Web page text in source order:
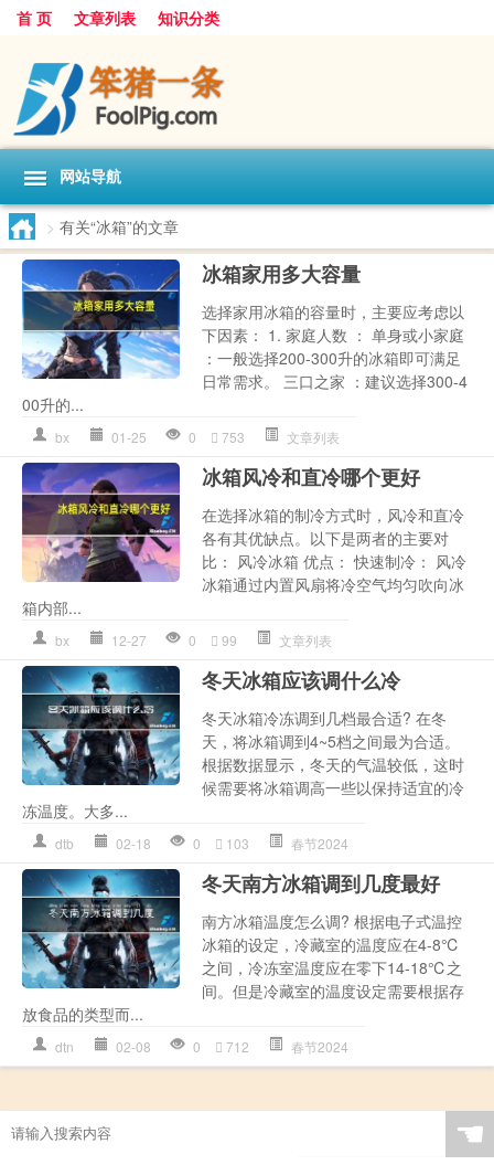
首 页 文章列表 知识分类
网站导航
> 有关“冰箱”的文章
冰箱家用多大容量
选择家用冰箱的容量时，主要应考虑以
下因素： 1. 家庭人数 ： 单身或小家庭
：一般选择200-300升的冰箱即可满足
日常需求。 三口之家 ：建议选择300-4
00升的...
bx 01-25 0 753 文章列表
冰箱风冷和直冷哪个更好
在选择冰箱的制冷方式时，风冷和直冷
各有其优缺点。以下是两者的主要对
比： 风冷冰箱 优点： 快速制冷： 风冷
冰箱通过内置风扇将冷空气均匀吹向冰
箱内部...
bx 12-27 0 99 文章列表
冬天冰箱应该调什么冷
冬天冰箱冷冻调到几档最合适? 在冬
天，将冰箱调到4~5档之间最为合适。
根据数据显示，冬天的气温较低，这时
候需要将冰箱调高一些以保持适宜的冷
冻温度。大多...
dtb 02-18 0 103 春节2024
冬天南方冰箱调到几度最好
南方冰箱温度怎么调? 根据电子式温控
冰箱的设定，冷藏室的温度应在4-8℃
之间，冷冻室温度应在零下14-18℃之
间。但是冷藏室的温度设定需要根据存
放食品的类型而...
dtn 02-08 0 712 春节2024
☚